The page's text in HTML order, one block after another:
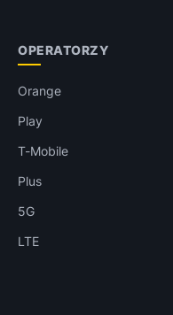
OPERATORZY
Orange
Play
T-Mobile
Plus
5G
LTE